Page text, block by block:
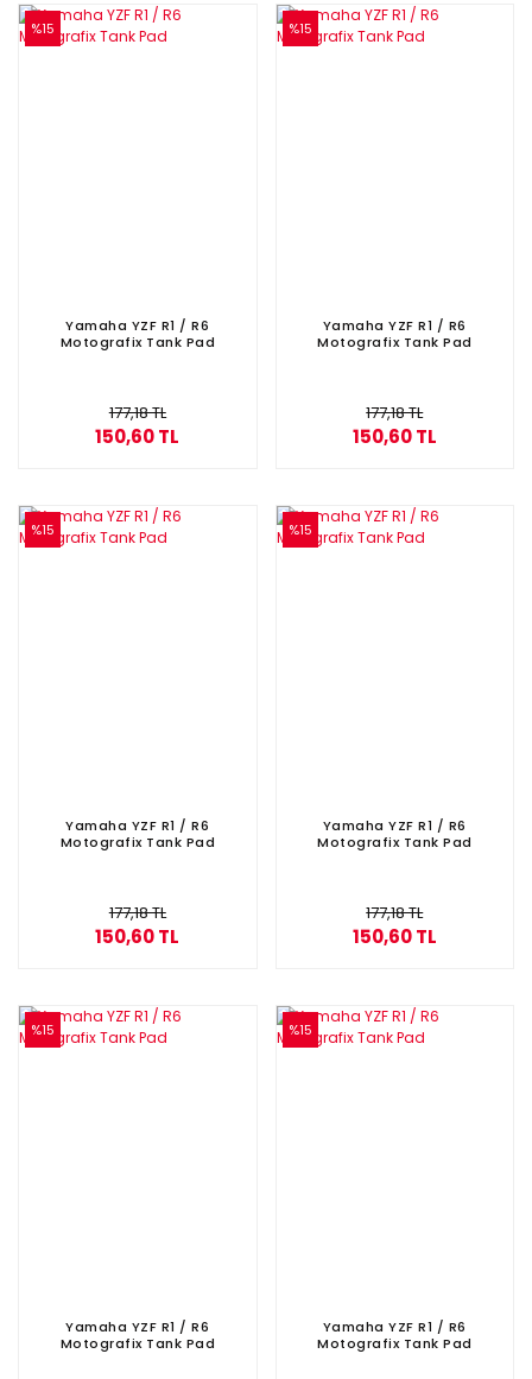
%15
Yamaha YZF R1 / R6
Motografix Tank Pad
177,18 TL
150,60 TL
%15
Yamaha YZF R1 / R6
Motografix Tank Pad
177,18 TL
150,60 TL
%15
Yamaha YZF R1 / R6
Motografix Tank Pad
177,18 TL
150,60 TL
%15
Yamaha YZF R1 / R6
Motografix Tank Pad
177,18 TL
150,60 TL
%15
Yamaha YZF R1 / R6
Motografix Tank Pad
%15
Yamaha YZF R1 / R6
Motografix Tank Pad